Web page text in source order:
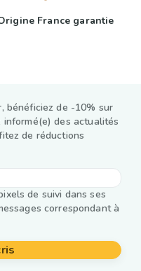
France garantie
bénéficiez de -10% sur
des actualités
de réductions
de suivi dans ses
correspondant à